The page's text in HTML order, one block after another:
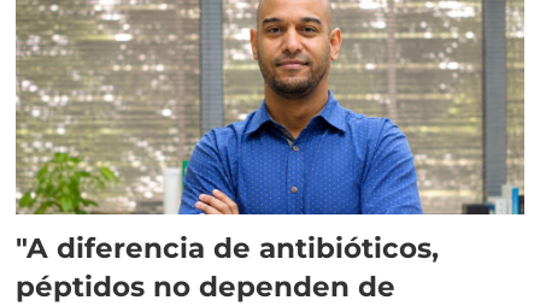
"A diferencia de antibióticos,
péptidos no dependen de